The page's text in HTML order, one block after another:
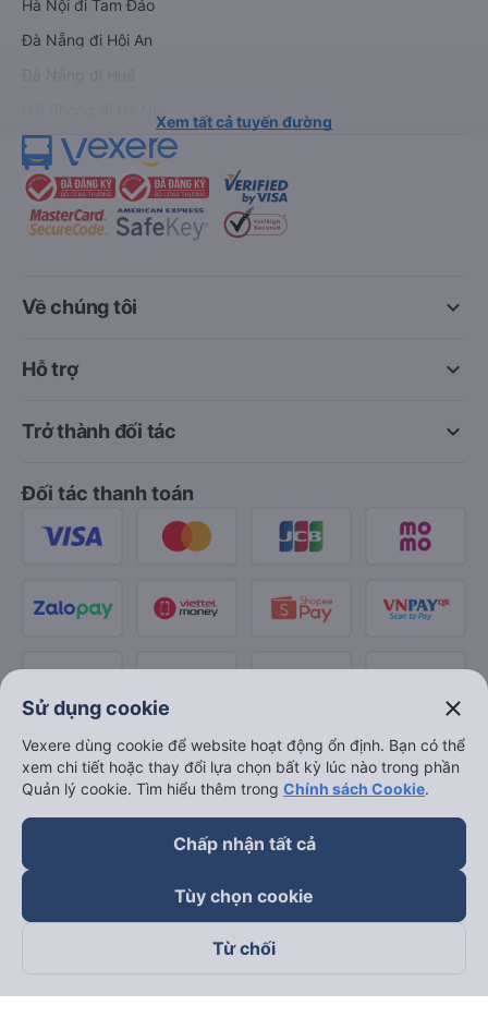
Hà Nội đi Tam Đảo
Đà Nẵng đi Hội An
Xem tất cả tuyến đường
keyboard_arrow_down
Về chúng tôi
keyboard_arrow_down
Hỗ trợ
keyboard_arrow_down
Trở thành đối tác
Đối tác thanh toán
Theo dõi chúng tôi trên
Sử dụng cookie close
Vexere dùng cookie để website hoạt động ổn định. Bạn có thể
xem chi tiết hoặc thay đổi lựa chọn bất kỳ lúc nào trong phần
Quản lý cookie. Tìm hiểu thêm trong Chính sách Cookie.
Chấp nhận tất cả
Tùy chọn cookie
Từ chối